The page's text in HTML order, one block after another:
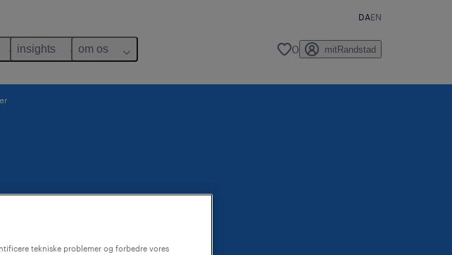
DAEN
insights om os 0 mitRandstad
tekniske problemer og forbedre vores